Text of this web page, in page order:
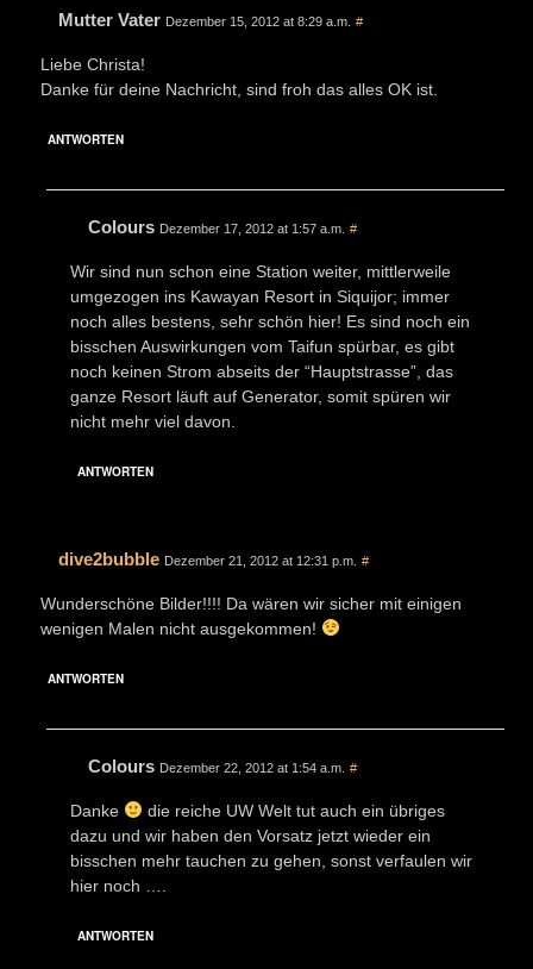
Mutter Vater Dezember 15, 2012 at 8:29 a.m. #
Liebe Christa!
Danke für deine Nachricht, sind froh das alles OK ist.
ANTWORTEN
Colours Dezember 17, 2012 at 1:57 a.m. #
Wir sind nun schon eine Station weiter, mittlerweile
umgezogen ins Kawayan Resort in Siquijor; immer
noch alles bestens, sehr schön hier! Es sind noch ein
bisschen Auswirkungen vom Taifun spürbar, es gibt
noch keinen Strom abseits der “Hauptstrasse”, das
ganze Resort läuft auf Generator, somit spüren wir
nicht mehr viel davon.
ANTWORTEN
dive2bubble Dezember 21, 2012 at 12:31 p.m. #
Wunderschöne Bilder!!!! Da wären wir sicher mit einigen
wenigen Malen nicht ausgekommen!
ANTWORTEN
Colours Dezember 22, 2012 at 1:54 a.m. #
Danke
die reiche UW Welt tut auch ein übriges
dazu und wir haben den Vorsatz jetzt wieder ein
bisschen mehr tauchen zu gehen, sonst verfaulen wir
hier noch ….
ANTWORTEN